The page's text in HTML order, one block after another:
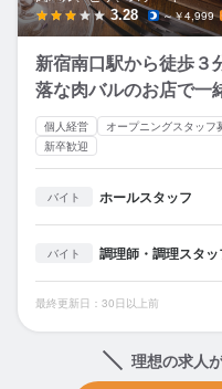
3.28 ～￥4,999
新宿南口駅から徒歩３
落な肉バルのお店で一
個人経営 オープニングスタッフ
新卒歓迎
バイト ホールスタッフ
バイト 調理師・調理スタッ
最終更新日：30日以上前
理想の求人